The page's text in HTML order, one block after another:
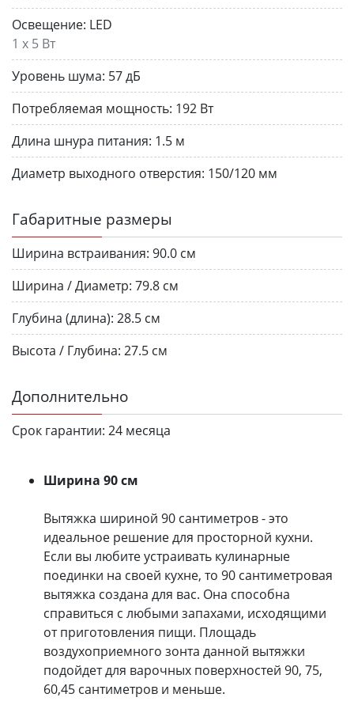
Освещение: LED
1 х 5 Вт
Уровень шума: 57 дБ
Потребляемая мощность: 192 Вт
Длина шнура питания: 1.5 м
Диаметр выходного отверстия: 150/120 мм
Габаритные размеры
Ширина встраивания: 90.0 см
Ширина / Диаметр: 79.8 см
Глубина (длина): 28.5 см
Высота / Глубина: 27.5 см
Дополнительно
Срок гарантии: 24 месяца
Ширина 90 см
Вытяжка шириной 90 сантиметров - это
идеальное решение для просторной кухни.
Если вы любите устраивать кулинарные
поединки на своей кухне, то 90 сантиметровая
вытяжка создана для вас. Она способна
справиться с любыми запахами, исходящими
от приготовления пищи. Площадь
воздухоприемного зонта данной вытяжки
подойдет для варочных поверхностей 90, 75,
60,45 сантиметров и меньше.